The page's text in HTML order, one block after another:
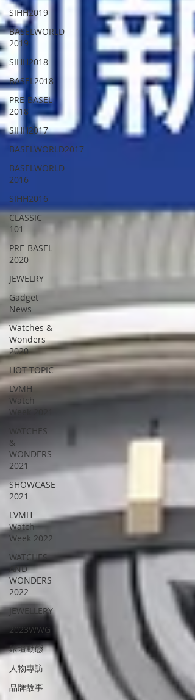
SIHH2019
BASELWORLD
2019
SIHH2018
BASEL2018
PRE-BASEL
2018
SIHH2017
BASELWORLD2017
BASELWORLD
2016
SIHH2016
CLASSIC
101
PRE-BASEL
2020
JEWELRY
Gadget
News
Watches &
Wonders
2020
HOT TOPIC
LVMH
Watch
Week 2021
WATCHES
&
WONDERS
2021
SHOWCASE
2021
LVMH
Watch
Week 2022
WATCHES
AND
WONDERS
2022
JEWELLERY
2023WWG
錶壇動態
人物專訪
品牌故事